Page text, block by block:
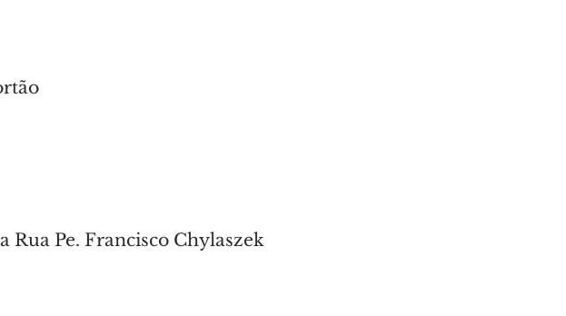
Rua Pe. Francisco Chylaszek